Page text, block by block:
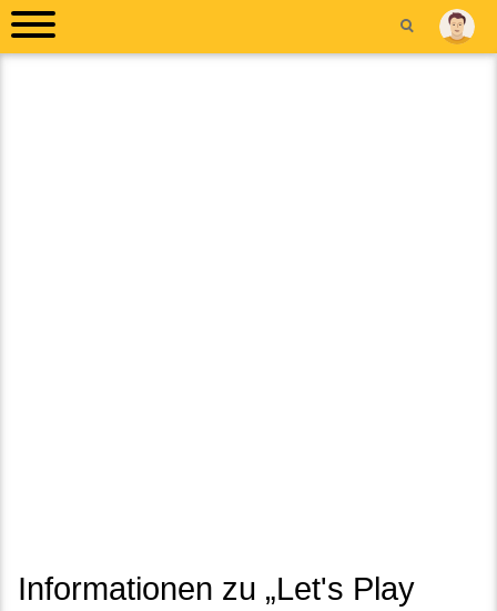
Informationen zu „Let's Play